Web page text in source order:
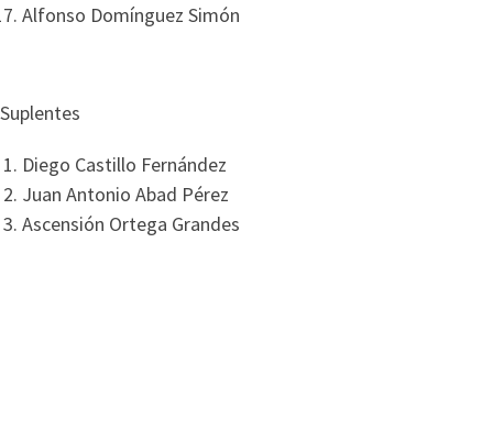
Alfonso Domínguez Simón
Suplentes
Diego Castillo Fernández
Juan Antonio Abad Pérez
Ascensión Ortega Grandes